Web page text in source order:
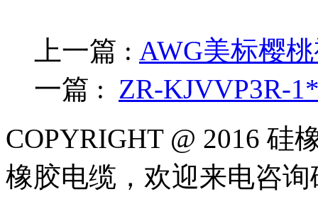
上一篇 : AWG美标樱
一篇 : ZR-KJVVP3R-
COPYRIGHT @ 2016 硅
橡胶电缆，欢迎来电咨